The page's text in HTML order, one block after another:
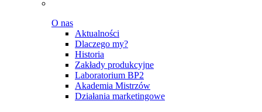
O nas
Aktualności
Dlaczego my?
Historia
Zakłady produkcyjne
Laboratorium BP2
Akademia Mistrzów
Działania marketingowe